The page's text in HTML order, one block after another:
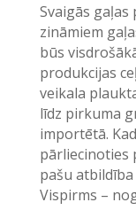
Svaigās
zināmiem
būs
produkcijas
veikala
līdz pirkuma
importētā.
pārliecinoties
pašu
Vispirms –